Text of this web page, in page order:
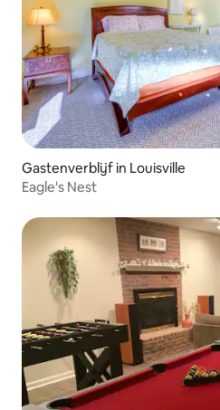
Gastenverblijf in Louisville
Eagle's Nest